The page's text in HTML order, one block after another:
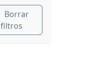
Borrar
filtros